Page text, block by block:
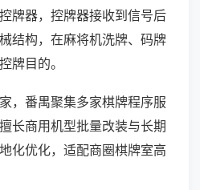
牌器，控牌器接收到信号后
结构，在麻将机洗牌、码牌
牌目的。
，番禺聚集多家棋牌程序服
长商用机型批量改装与长期
化优化，适配商圈棋牌室高